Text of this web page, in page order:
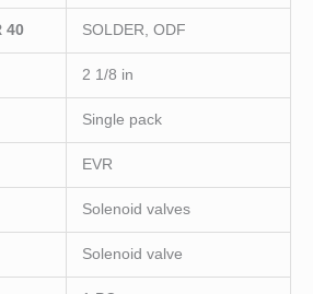
40 SOLDER, ODF
2 1/8 in
Single pack
EVR
Solenoid valves
Solenoid valve